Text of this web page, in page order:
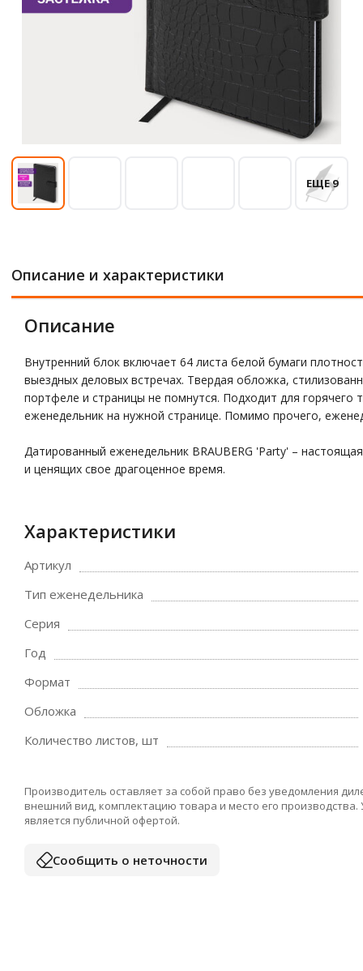
ЕЩЕ 9
Описание и характеристики
Описание
Внутренний блок включает 64 листа белой бумаги
выездных деловых встречах. Твердая обложка,
портфеле и страницы не помнутся. Подходит для
еженедельник на нужной странице. Помимо прочего,
Датированный еженедельник BRAUBERG 'Party' –
и ценящих свое драгоценное время.
Характеристики
Артикул
Тип еженедельника
Серия
Год
Формат
Обложка
Количество листов, шт
Производитель оставляет за собой право без уведомления
внешний вид, комплектацию товара и место его
является публичной офертой.
Сообщить о неточности